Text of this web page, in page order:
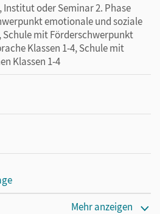
Institut oder Seminar 2. Phase
emotionale und soziale
Schule mit Förderschwerpunkt
Klassen 1-4, Schule mit
Klassen 1-4
Mehr anzeigen